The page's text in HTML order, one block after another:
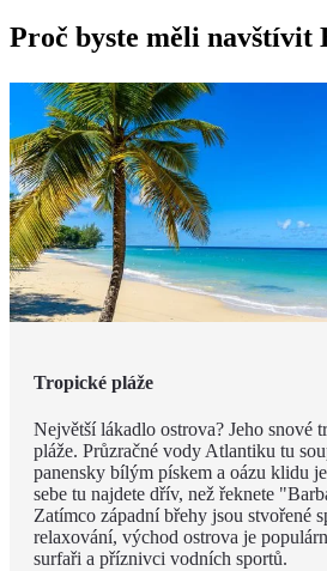
Proč byste měli navštívit
Tropické pláže
Největší lákadlo ostrova? Jeho snové
pláže. Průzračné vody Atlantiku tu
panensky bílým pískem a oázu klidu
sebe tu najdete dřív, než řeknete
Zatímco západní břehy jsou stvořené
relaxování, východ ostrova je
surfaři a příznivci vodních sportů.